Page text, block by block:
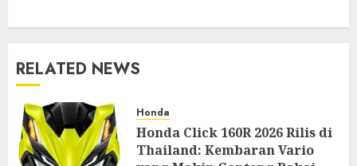
RELATED NEWS
Honda
Honda Click 160R 2026 Rilis di
Thailand: Kembaran Vario